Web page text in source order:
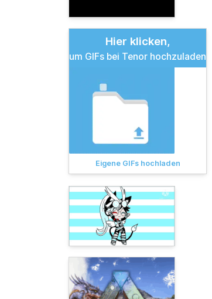
Hier klicken,
um GIFs bei Tenor hochzuladen
Eigene GIFs hochladen